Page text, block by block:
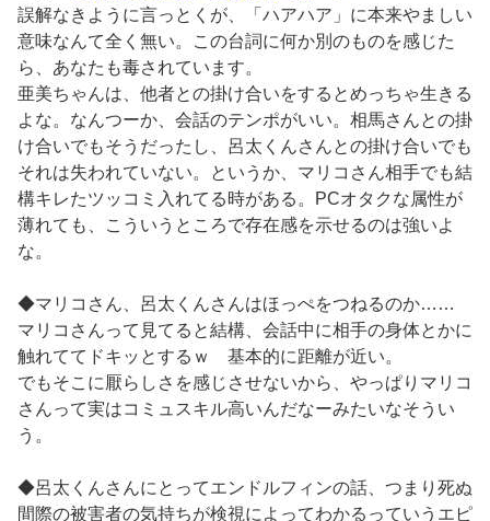
誤解なきように言っとくが、「ハアハア」に本来やましい
意味なんて全く無い。この台詞に何か別のものを感じた
ら、あなたも毒されています。
亜美ちゃんは、他者との掛け合いをするとめっちゃ生きる
よな。なんつーか、会話のテンポがいい。相馬さんとの掛
け合いでもそうだったし、呂太くんさんとの掛け合いでも
それは失われていない。というか、マリコさん相手でも結
構キレたツッコミ入れてる時がある。PCオタクな属性が
薄れても、こういうところで存在感を示せるのは強いよ
な。
◆マリコさん、呂太くんさんはほっぺをつねるのか……
マリコさんって見てると結構、会話中に相手の身体とかに
触れててドキッとするｗ 基本的に距離が近い。
でもそこに厭らしさを感じさせないから、やっぱりマリコ
さんって実はコミュスキル高いんだなーみたいなそうい
う。
◆呂太くんさんにとってエンドルフィンの話、つまり死ぬ
間際の被害者の気持ちが検視によってわかるっていうエピ